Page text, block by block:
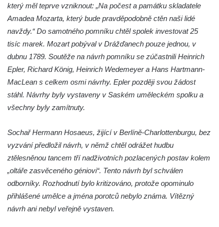
Kamenná nádrž na vodu na hřbitově v
Zabrušanech
Kašna v zámecké zahradě v Duchcově
Kamenná nádrž na vodu I. na hřbitově ve
Šluknově
Kamenná nádrž na vodu II. na hřbitově ve
Kamenná nádrž na vodu I. na hřbitově ve
Chřibské
Kašna Tritonů na náměstí Republiky v
Olomouci
který měl teprve vzniknout: „Na počest a památku skladatele
Amadea Mozarta, který bude pravděpodobně ctěn naši lidé
navždy.“ Do samotného pomníku chtěl spolek investovat 25
tisíc marek. Mozart pobýval v Drážďanech pouze jednou, v
dubnu 1789. Soutěže na návrh pomníku se zúčastnili Heinrich
Epler, Richard König, Heinrich Wedemeyer a Hans Hartmann-
MacLean s celkem osmi návrhy. Epler později svou žádost
stáhl. Návrhy byly vystaveny v Saském uměleckém spolku a
všechny byly zamítnuty.
Sochař Hermann Hosaeus, žijící v Berlíně-Charlottenburgu, bez
vyzvání předložil návrh, v němž chtěl odrážet hudbu
ztělesněnou tancem tří nadživotních pozlacených postav kolem
„oltáře zasvěceného géniovi“. Tento návrh byl schválen
odborníky. Rozhodnutí bylo kritizováno, protože opominulo
přihlášené umělce a jména porotců nebylo známa. Vítězný
návrh ani nebyl veřejně vystaven.